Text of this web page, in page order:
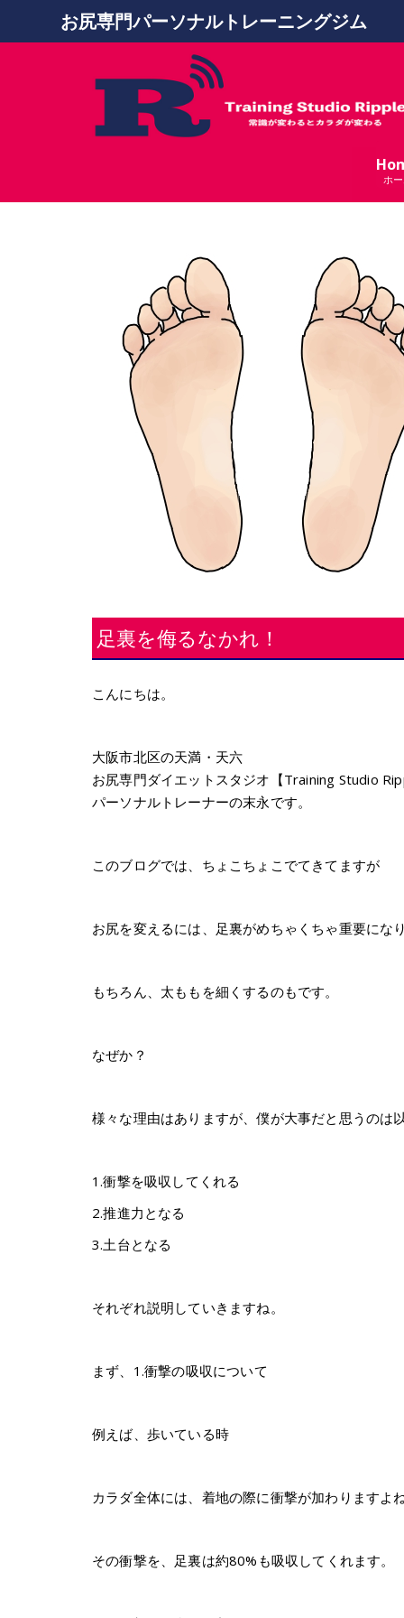
お尻専門パーソナルトレーニングジム
ホ
足裏を侮るなかれ！
こんにちは。
大阪市北区の天満・天六
お尻専門ダイエットスタジオ【Training Studio
パーソナルトレーナーの末永です。
このブログでは、ちょこちょこでてきてますが
お尻を変えるには、足裏がめちゃくちゃ重要にな
もちろん、太ももを細くするのもです。
なぜか？
様々な理由はありますが、僕が大事だと思うのは
1.衝撃を吸収してくれる
2.推進力となる
3.土台となる
それぞれ説明していきますね。
まず、1.衝撃の吸収について
例えば、歩いている時
カラダ全体には、着地の際に衝撃が加わりますよ
その衝撃を、足裏は約80%も吸収してくれます。